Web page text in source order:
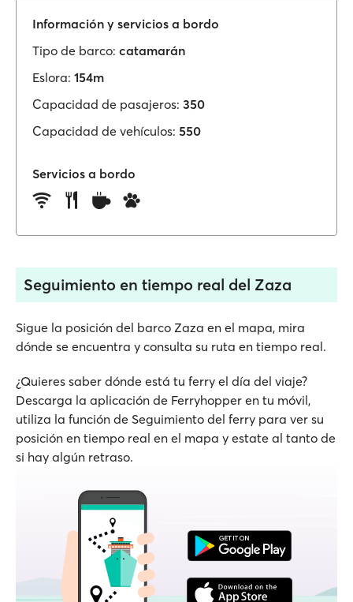
Información y servicios a bordo
Tipo de barco: catamarán
Eslora: 154m
Capacidad de pasajeros: 350
Capacidad de vehículos: 550
Servicios a bordo
Seguimiento en tiempo real del Zaza
Sigue la posición del barco Zaza en el mapa, mira
dónde se encuentra y consulta su ruta en tiempo real.
¿Quieres saber dónde está tu ferry el día del viaje?
Descarga la aplicación de Ferryhopper en tu móvil,
utiliza la función de Seguimiento del ferry para ver su
posición en tiempo real en el mapa y estate al tanto de
si hay algún retraso.